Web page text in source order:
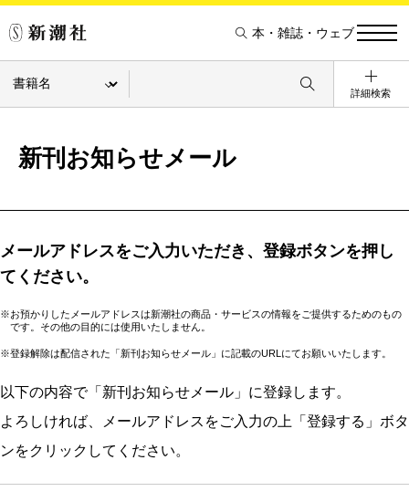
本・雑誌・ウェブ
詳細検索
新刊お知らせメール
メールアドレスをご入力いただき、登録ボタンを押し
てください。
※お預かりしたメールアドレスは新潮社の商品・サービスの情報をご提供するためのもの
です。その他の目的には使用いたしません。
※登録解除は配信された「新刊お知らせメール」に記載のURLにてお願いいたします。
以下の内容で「新刊お知らせメール」に登録します。
よろしければ、メールアドレスをご入力の上「登録する」ボタ
ンをクリックしてください。